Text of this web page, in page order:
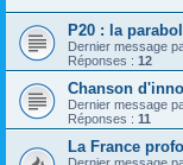
P20 : la
Dernier message
Réponses : 12
Chanson
Dernier message
Réponses : 11
La France